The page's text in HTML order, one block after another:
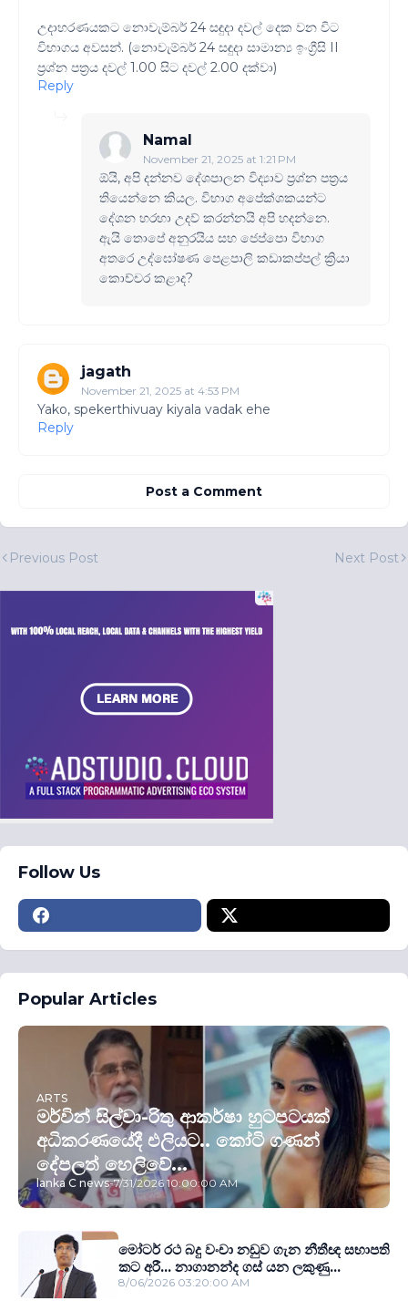
උදාහරණයකට නොවැම්බර් 24 සඳුදා දවල් දෙක වන විට
විභාගය අවසන්. (නොවැම්බර් 24 සඳුදා සාමාන්‍ය ඉංග්‍රීසි II
ප්‍රශ්න පත්‍රය දවල් 1.00 සිට දවල් 2.00 දක්වා)
Reply
Namal
November 21, 2025 at 1:21 PM
ඕයි, අපි දන්නව දේශපාලන විද්‍යාව ප්‍රශ්න පත්‍රය
තියෙන්නෙ කියල. විභාග අපේක්ශකයන්ට
දේශන හරහා උදව් කරන්නයි අපි හදන්නෙ.
ඇයි තොපේ අනුරයිය සහ ජෙප්පො විභාග
අතරෙ උද්ඝෝෂණ පෙළපාලි කඩාකප්පල් ක්‍රියා
කොච්චර කළාද?
jagath
November 21, 2025 at 4:53 PM
Yako, spekerthivuay kiyala vadak ehe
Reply
Post a Comment
Previous Post Next Post
Follow Us
Popular Articles
ARTS
මර්වින් සිල්වා-රිතු ආකර්ෂා හුටපටයක්
අධිකරණයේදී එලියට.. කෝටි ගණන්
දේපලත් හෙලිවේ...
lanka C news-7/31/2026 10:00:00 AM
මෝටර් රථ බදු වංචා නඩුව ගැන නීතීඥ සභාපති
කට අරී... නාගානන්ද ගස් යන ලකුණු...
8/06/2026 03:20:00 AM